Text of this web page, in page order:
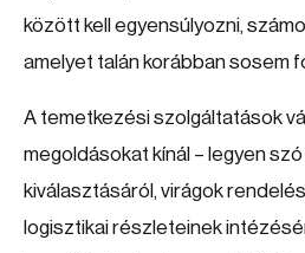
között kell egyensúlyozni,
amelyet talán korábban sosem
A temetkezési szolgáltatások
megoldásokat kínál – legyen
kiválasztásáról, virágok
logisztikai részleteinek